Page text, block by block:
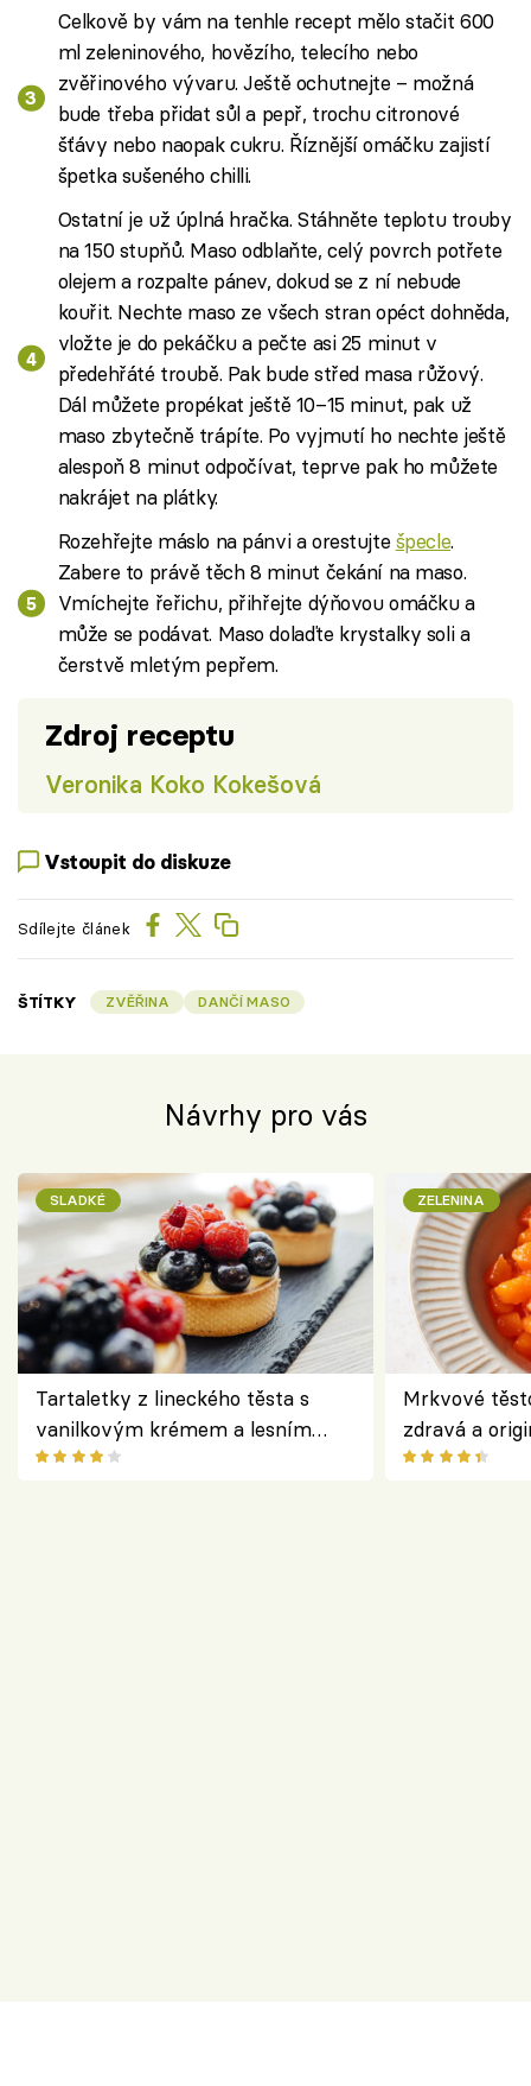
Celkově by vám na tenhle recept mělo stačit 600
ml zeleninového, hovězího, telecího nebo
zvěřinového vývaru. Ještě ochutnejte – možná
bude třeba přidat sůl a pepř, trochu citronové
šťávy nebo naopak cukru. Říznější omáčku zajistí
špetka sušeného chilli.
Ostatní je už úplná hračka. Stáhněte teplotu trouby
na 150 stupňů. Maso odblaňte, celý povrch potřete
olejem a rozpalte pánev, dokud se z ní nebude
kouřit. Nechte maso ze všech stran opéct dohněda,
vložte je do pekáčku a pečte asi 25 minut v
předehřáté troubě. Pak bude střed masa růžový.
Dál můžete propékat ještě 10–15 minut, pak už
maso zbytečně trápíte. Po vyjmutí ho nechte ještě
alespoň 8 minut odpočívat, teprve pak ho můžete
nakrájet na plátky.
Rozehřejte máslo na pánvi a orestujtešpecle.
Zabere to právě těch 8 minut čekání na maso.
Vmíchejte řeřichu, přihřejte dýňovou omáčku a
může se podávat. Maso dolaďte krystalky soli a
čerstvě mletým pepřem.
Zdroj receptu
Veronika Koko Kokešová
Vstoupit do diskuze
Sdílejte článek
ŠTÍTKY ZVĚŘINA DANČÍ MASO
Návrhy pro vás
SLADKÉ
Tartaletky z lineckého těsta s
vanilkovým krémem a lesním
ovocem podle Bread Society
ZELENINA
Mrkvové
zdravá a
klasiky